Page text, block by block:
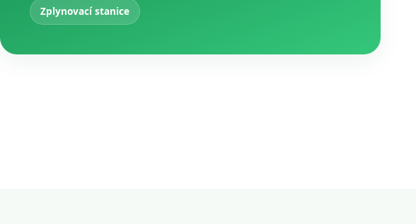
Zplynovací stanice